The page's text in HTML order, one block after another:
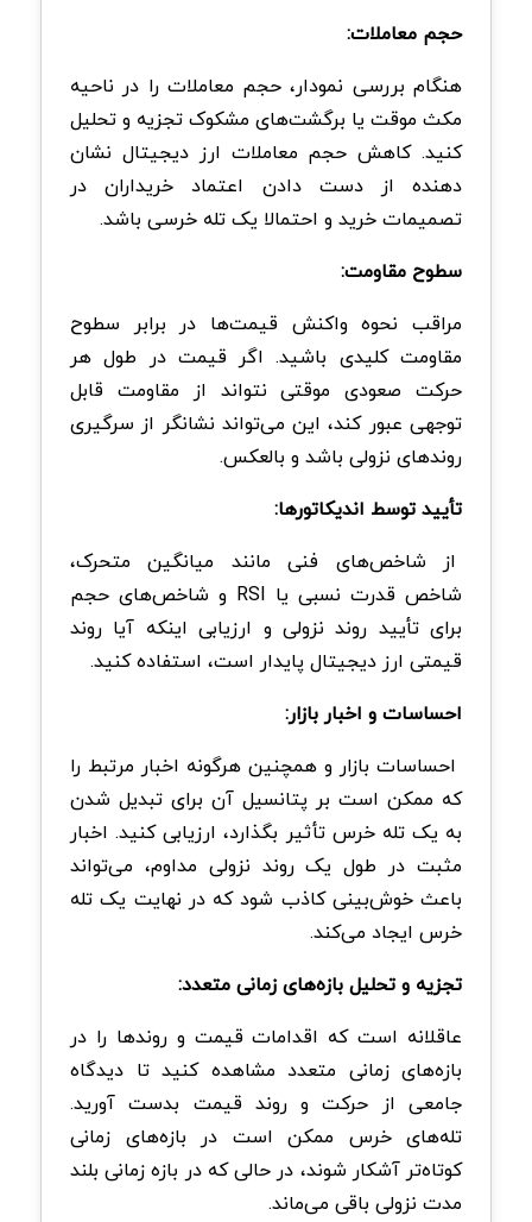
حجم معاملات:
هنگام بررسی نمودار، حجم معاملات را در ناحیه
مکث موقت یا برگشت‌های مشکوک تجزیه و تحلیل
کنید. کاهش حجم معاملات ارز دیجیتال نشان
دهنده از دست دادن اعتماد خریداران در
تصمیمات خرید و احتمالا یک تله خرسی باشد.
سطوح مقاومت:
مراقب نحوه واکنش قیمت‌ها در برابر سطوح
مقاومت کلیدی باشید. اگر قیمت در طول هر
حرکت صعودی موقتی نتواند از مقاومت قابل
توجهی عبور کند، این می‌تواند نشانگر از سرگیری
روندهای نزولی باشد و بالعکس.
تأیید توسط اندیکاتورها:
از شاخص‌های فنی مانند میانگین متحرک،
شاخص قدرت نسبی یا RSI و شاخص‌های حجم
برای تأیید روند نزولی و ارزیابی اینکه آیا روند
قیمتی ارز دیجیتال پایدار است، استفاده کنید.
احساسات و اخبار بازار:
احساسات بازار و همچنین هرگونه اخبار مرتبط را
که ممکن است بر پتانسیل آن برای تبدیل شدن
به یک تله خرس تأثیر بگذارد، ارزیابی کنید. اخبار
مثبت در طول یک روند نزولی مداوم، می‌تواند
باعث خوش‌بینی کاذب شود که در نهایت یک تله
خرس ایجاد می‌کند.
تجزیه و تحلیل بازه‌های زمانی متعدد:
عاقلانه است که اقدامات قیمت و روندها را در
بازه‌های زمانی متعدد مشاهده کنید تا دیدگاه
جامعی از حرکت و روند قیمت بدست آورید.
تله‌های خرس ممکن است در بازه‌های زمانی
کوتاه‌تر آشکار شوند، در حالی که در بازه زمانی بلند
مدت نزولی باقی می‌ماند.